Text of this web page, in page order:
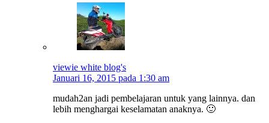
viewie white blog's
Januari 16, 2015 pada 1:30 am
mudah2an jadi pembelajaran untuk yang lainnya. dan
lebih menghargai keselamatan anaknya. 🙂